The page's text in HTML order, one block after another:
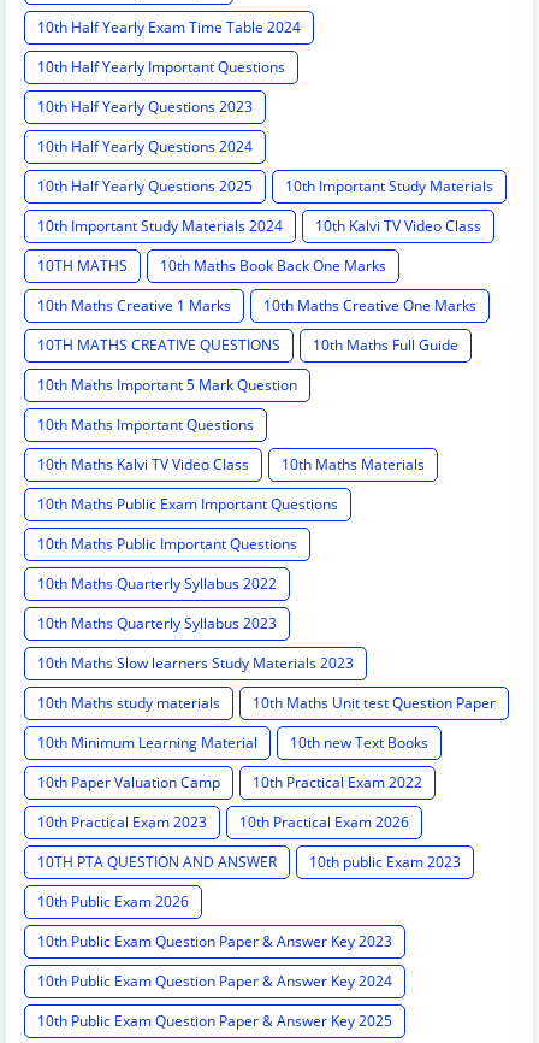
10th Half Yearly Exam Time Table 2024
10th Half Yearly Important Questions
10th Half Yearly Questions 2023
10th Half Yearly Questions 2024
10th Half Yearly Questions 2025
10th Important Study Materials
10th Important Study Materials 2024
10th Kalvi TV Video Class
10TH MATHS
10th Maths Book Back One Marks
10th Maths Creative 1 Marks
10th Maths Creative One Marks
10TH MATHS CREATIVE QUESTIONS
10th Maths Full Guide
10th Maths Important 5 Mark Question
10th Maths Important Questions
10th Maths Kalvi TV Video Class
10th Maths Materials
10th Maths Public Exam Important Questions
10th Maths Public Important Questions
10th Maths Quarterly Syllabus 2022
10th Maths Quarterly Syllabus 2023
10th Maths Slow learners Study Materials 2023
10th Maths study materials
10th Maths Unit test Question Paper
10th Minimum Learning Material
10th new Text Books
10th Paper Valuation Camp
10th Practical Exam 2022
10th Practical Exam 2023
10th Practical Exam 2026
10TH PTA QUESTION AND ANSWER
10th public Exam 2023
10th Public Exam 2026
10th Public Exam Question Paper & Answer Key 2023
10th Public Exam Question Paper & Answer Key 2024
10th Public Exam Question Paper & Answer Key 2025